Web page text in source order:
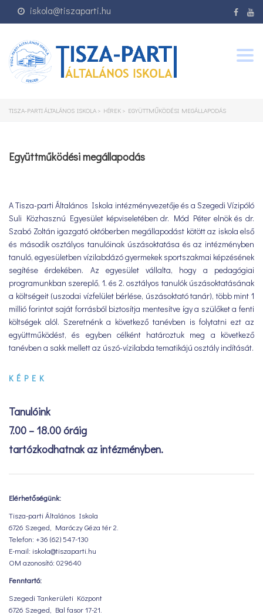
iskola@tiszaparti.hu
TISZA-PARTI ÁLTALÁNOS ISKOLA > HÍREK > EGYÜTTMŰKÖDÉSI MEGÁLLAPODÁS
Együttműködési megállapodás
A Tisza-parti Általános Iskola intézményvezetője és a Szegedi Vízipóló
Suli Közhasznú Egyesület képviseletében dr. Mód Péter elnök és dr.
Szabó Zoltán igazgató októberben megállapodást kötött az iskola első
és második osztályos tanulóinak úszásoktatása és az intézményben
tanuló, egyesületben vízilabdázó gyermekek sportszakmai képzésének
segítése érdekében. Az egyesület vállalta, hogy a pedagógiai
programunkban szereplő, 1. és 2. osztályos tanulók úszásoktatásának
a költségeit (uszodai vízfelület bérlése, úszásoktató tanár), több mint 1
millió forintot saját forrásból biztosítja mentesítve így a szülőket a fenti
költségek alól. Szeretnénk a következő tanévben is folytatni ezt az
együttműködést, és egyben célként határoztuk meg a következő
tanévben a sakk mellett az úszó-vízilabda tematikájú osztály indítását.
K É P E K
Tanulóink
7.00 – 18.00 óráig
tartózkodhatnak az intézményben.
Elérhetőségünk:
Tisza-parti Általános Iskola
6726 Szeged, Maróczy Géza tér 2.
Telefon: +36 (62) 547-130
E-mail: iskola@tiszaparti.hu
OM azonosító: 029640
Fenntartó:
Szegedi Tankerületi Központ
6726 Szeged, Bal fasor 17-21.